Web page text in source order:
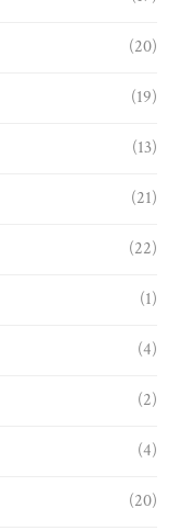
(20)
(19)
(13)
(21)
(22)
(1)
(4)
(2)
(4)
(20)